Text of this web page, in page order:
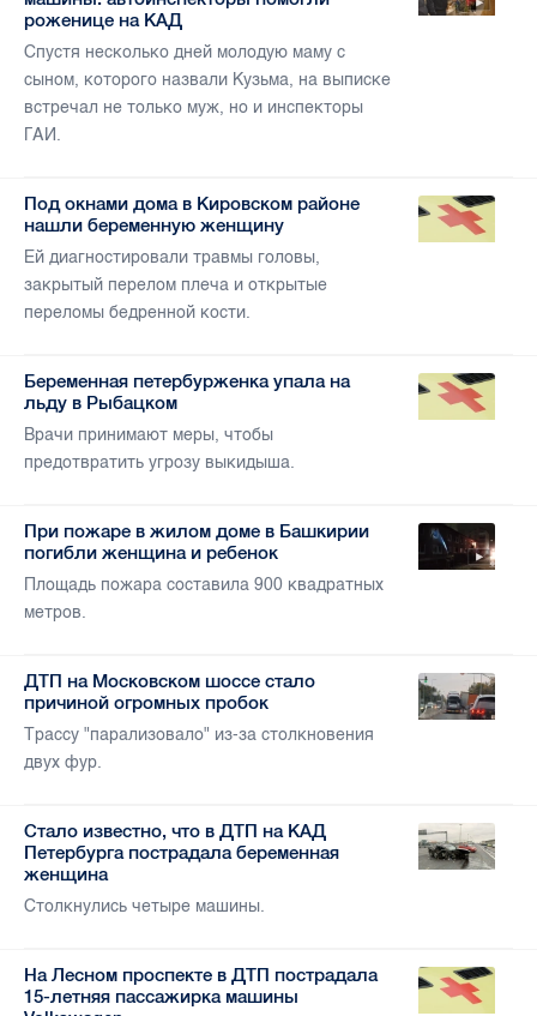
роженице на КАД
Спустя несколько дней молодую маму с
сыном, которого назвали Кузьма, на выписке
встречал не только муж, но и инспекторы
ГАИ.
Под окнами дома в Кировском районе
нашли беременную женщину
Ей диагностировали травмы головы,
закрытый перелом плеча и открытые
переломы бедренной кости.
Беременная петербурженка упала на
льду в Рыбацком
Врачи принимают меры, чтобы
предотвратить угрозу выкидыша.
При пожаре в жилом доме в Башкирии
погибли женщина и ребенок
Площадь пожара составила 900 квадратных
метров.
ДТП на Московском шоссе стало
причиной огромных пробок
Трассу "парализовало" из-за столкновения
двух фур.
Стало известно, что в ДТП на КАД
Петербурга пострадала беременная
женщина
Столкнулись четыре машины.
На Лесном проспекте в ДТП пострадала
15-летняя пассажирка машины